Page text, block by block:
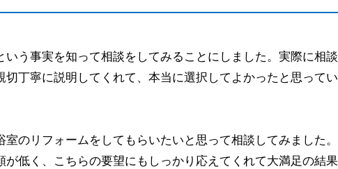
いう事実を知って相談をしてみることにしました。実際に相談
切丁寧に説明してくれて、本当に選択してよかったと思ってい
のリフォームをしてもらいたいと思って相談してみました。
が低く、こちらの要望にもしっかり応えてくれて大満足の結果